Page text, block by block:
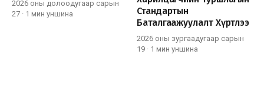
2026 оны долоодугаар сарын
27 · 1 мин уншина
Стандартын
Баталгаажуулалт Хүртлээ
2026 оны зургаадугаар сарын
19 · 1 мин уншина